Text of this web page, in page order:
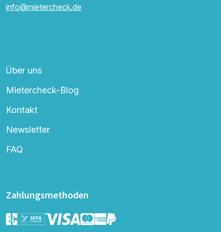
info@mietercheck.de
Über uns
Mietercheck-Blog
Kontakt
Newsletter
FAQ
Zahlungsmethoden